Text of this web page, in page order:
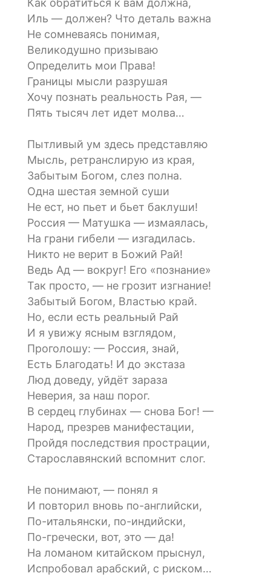
Как обратиться к вам должна,
Иль — должен? Что деталь важна
Не сомневаясь понимая,
Великодушно призываю
Определить мои Права!
Границы мысли разрушая
Хочу познать реальность Рая, —
Пять тысяч лет идет молва…
Пытливый ум здесь представляю
Мысль, ретранслирую из края,
Забытым Богом, слез полна.
Одна шестая земной суши
Не ест, но пьет и бьет баклуши!
Россия — Матушка — измаялась,
На грани гибели — изгадилась.
Никто не верит в Божий Рай!
Ведь Ад — вокруг! Его «познание»
Так просто, — не грозит изгнание!
Забытый Богом, Властью край.
Но, если есть реальный Рай
И я увижу ясным взглядом,
Проголошу: — Россия, знай,
Есть Благодать! И до экстаза
Люд доведу, уйдёт зараза
Неверия, за наш порог.
В сердец глубинах — снова Бог! —
Народ, презрев манифестации,
Пройдя последствия прострации,
Старославянский вспомнит слог.
Не понимают, — понял я
И повторил вновь по-английски,
По-итальянски, по-индийски,
По-гречески, вот, это — да!
На ломаном китайском прыснул,
Испробовал арабский, с риском…